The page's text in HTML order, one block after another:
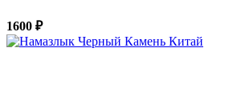
1600 ₽